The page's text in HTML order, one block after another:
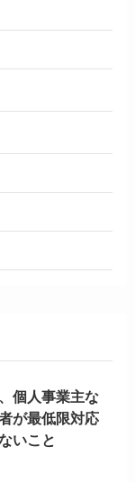
個人事業主な
が最低限対応
いこと